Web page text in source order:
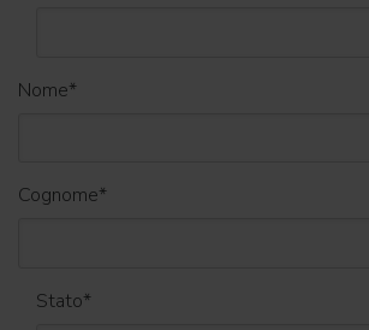
Nome*
Cognome*
Stato*